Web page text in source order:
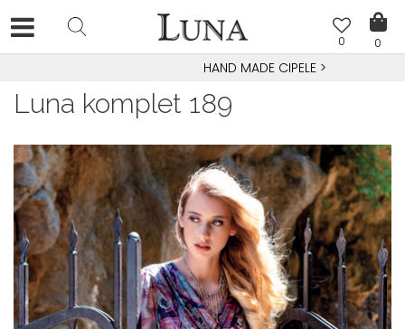
0
0
HAND MADE CIPELE>
Luna komplet 189